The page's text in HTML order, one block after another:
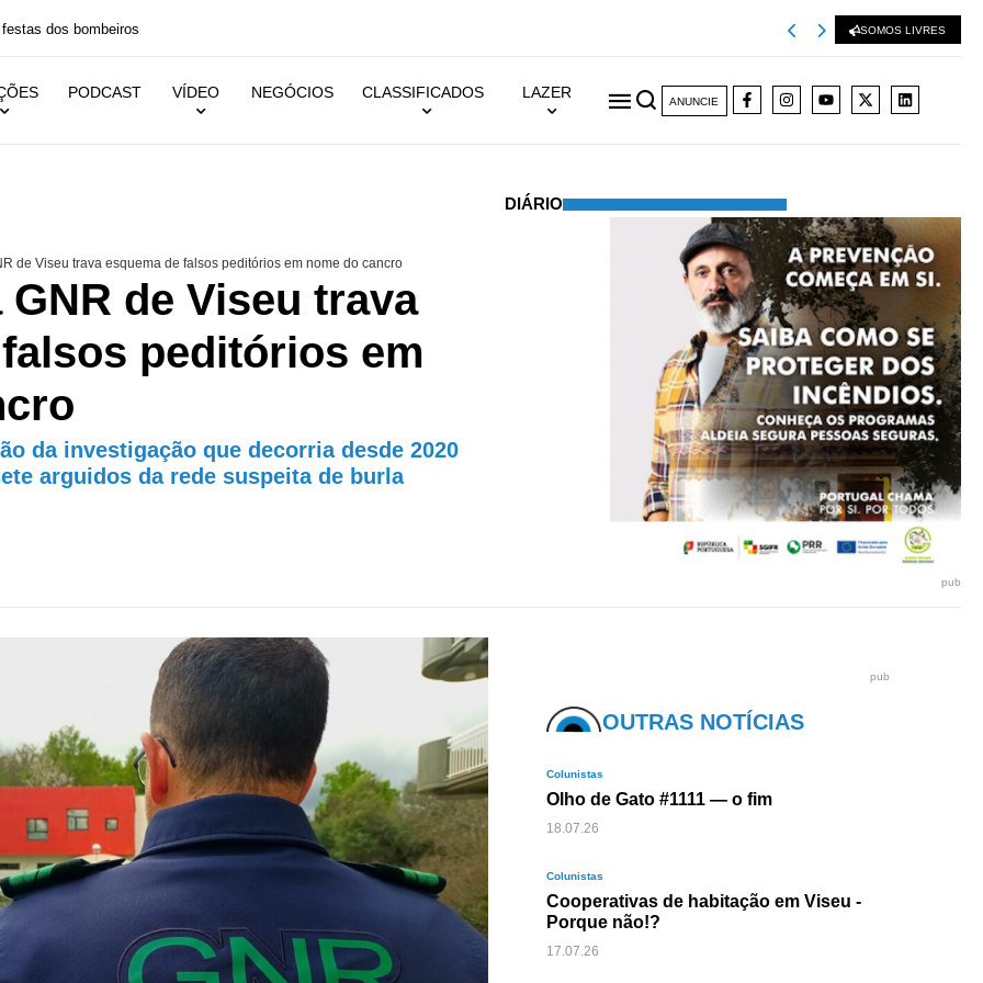
dos bombeiros Viseu 2001
SOMOS LIVRES
PODCAST VÍDEO NEGÓCIOS CLASSIFICADOS LAZER
ANUNCIE
de Viseu trava esquema de falsos peditórios em nome do cancro
de Viseu trava
peditórios em
da investigação que decorria desde 2020
arguidos da rede suspeita de burla
DIÁRIO
pub
pub
OUTRAS NOTÍCIAS
Colunistas
Olho de Gato #1111 — o fim
18.07.26
Colunistas
Cooperativas de habitação em Viseu -
Porque não!?
17.07.26